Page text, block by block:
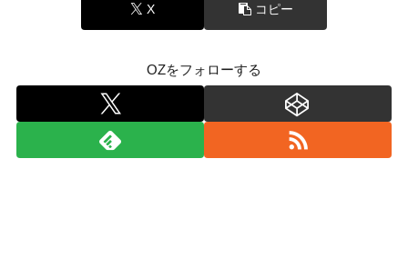
X コピー
OZをフォローする